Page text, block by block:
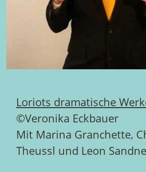
Loriots dramatische
©Veronika Eckbauer
Mit Marina Granchette,
Theussl und Leon